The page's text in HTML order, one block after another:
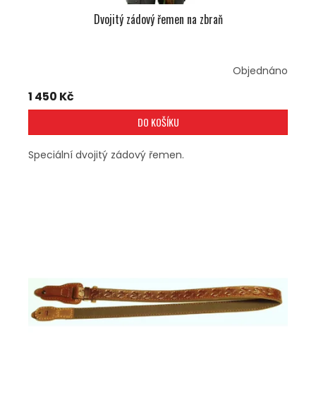
Dvojitý zádový řemen na zbraň
Objednáno
1 450 Kč
DO KOŠÍKU
Speciální dvojitý zádový řemen.